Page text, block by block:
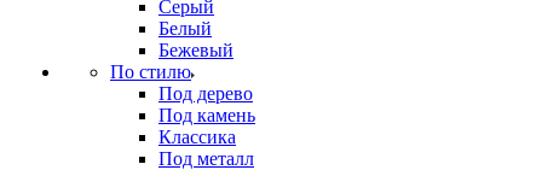
Серый
Белый
Бежевый
По стилю
Под дерево
Под камень
Классика
Под металл